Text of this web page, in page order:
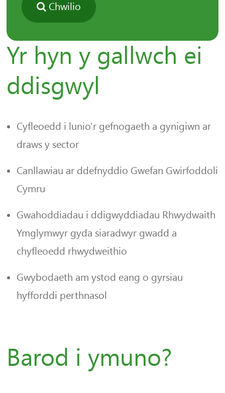
Chwilio
Yr hyn y gallwch ei
ddisgwyl
Cyfleoedd i lunio'r gefnogaeth a gynigiwn ar
draws y sector
Canllawiau ar ddefnyddio Gwefan Gwirfoddoli
Cymru
Gwahoddiadau i ddigwyddiadau Rhwydwaith
Ymglymwyr gyda siaradwyr gwadd a
chyfleoedd rhwydweithio
Gwybodaeth am ystod eang o gyrsiau
hyfforddi perthnasol
Barod i ymuno?